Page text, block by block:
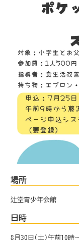
場所
辻堂青少年会館
日時
8月30日(土)午前10時